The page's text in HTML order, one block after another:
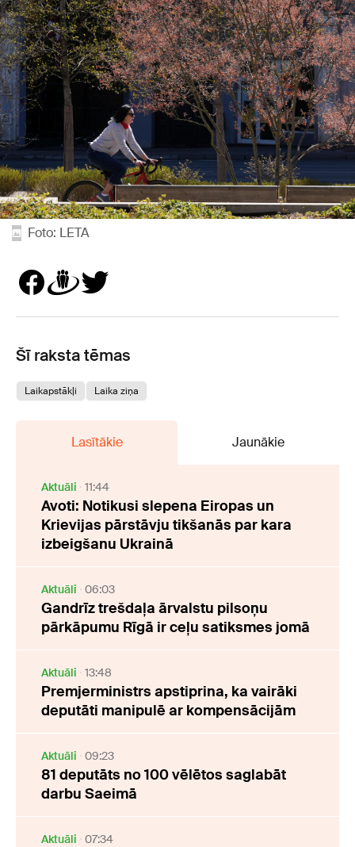
Foto: LETA
Šī raksta tēmas
Laikapstākļi Laika ziņa
Lasītākie Jaunākie
Aktuāli 11:44
Avoti: Notikusi slepena Eiropas un
Krievijas pārstāvju tikšanās par kara
izbeigšanu Ukrainā
Aktuāli 06:03
Gandrīz trešdaļa ārvalstu pilsoņu
pārkāpumu Rīgā ir ceļu satiksmes jomā
Aktuāli 13:48
Premjerministrs apstiprina, ka vairāki
deputāti manipulē ar kompensācijām
Aktuāli 09:23
81 deputāts no 100 vēlētos saglabāt
darbu Saeimā
Aktuāli 07:34